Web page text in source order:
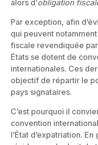
alors d’obligation
Par exception, afin
qui peuvent
fiscale revendiquée
États se dotent de
internationales. Ces
objectif de répartir le
pays signataires.
C’est pourquoi il
convention
l’État d’expatriation.